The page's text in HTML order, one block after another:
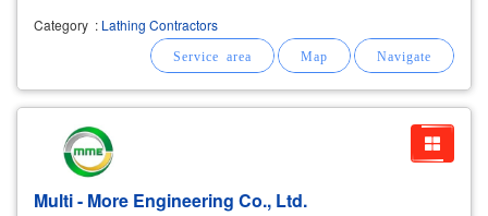
workpieces with a large cnc vertical lathe,
Category : Lathing Contractors
Multi - More Engineering Co., Ltd.